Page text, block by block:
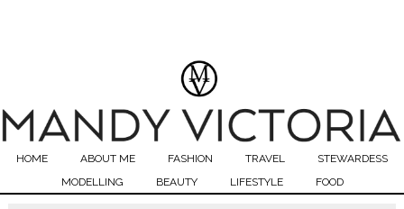
HOME ABOUT ME FASHION TRAVEL
STEWARDESS
MODELLING
BEAUTY LIFESTYLE FOOD